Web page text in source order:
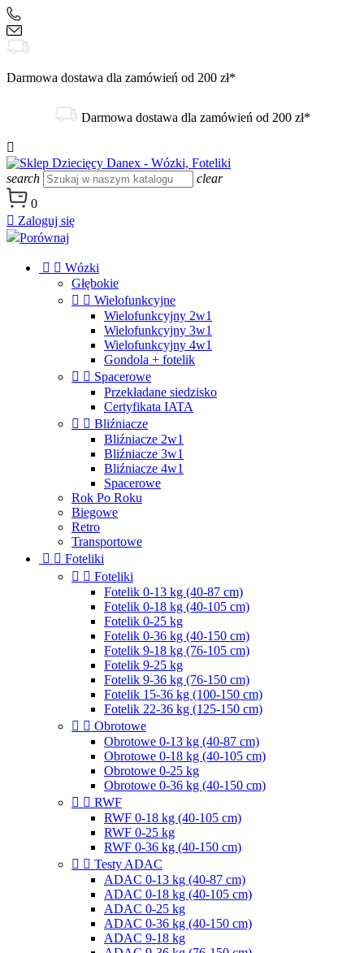
Darmowa dostawa dla zamówień od 200 zł*
Darmowa dostawa dla zamówień od 200 zł*

search
clear
0
 Zaloguj się
Porównaj
  Wózki
Głębokie
  Wielofunkcyjne
Wielofunkcyjny 2w1
Wielofunkcyjny 3w1
Wielofunkcyjny 4w1
Gondola + fotelik
  Spacerowe
Przekładane siedzisko
Certyfikata IATA
  Bliźniacze
Bliźniacze 2w1
Bliźniacze 3w1
Bliźniacze 4w1
Spacerowe
Rok Po Roku
Biegowe
Retro
Transportowe
  Foteliki
  Foteliki
Fotelik 0-13 kg (40-87 cm)
Fotelik 0-18 kg (40-105 cm)
Fotelik 0-25 kg
Fotelik 0-36 kg (40-150 cm)
Fotelik 9-18 kg (76-105 cm)
Fotelik 9-25 kg
Fotelik 9-36 kg (76-150 cm)
Fotelik 15-36 kg (100-150 cm)
Fotelik 22-36 kg (125-150 cm)
  Obrotowe
Obrotowe 0-13 kg (40-87 cm)
Obrotowe 0-18 kg (40-105 cm)
Obrotowe 0-25 kg
Obrotowe 0-36 kg (40-150 cm)
  RWF
RWF 0-18 kg (40-105 cm)
RWF 0-25 kg
RWF 0-36 kg (40-150 cm)
  Testy ADAC
ADAC 0-13 kg (40-87 cm)
ADAC 0-18 kg (40-105 cm)
ADAC 0-25 kg
ADAC 0-36 kg (40-150 cm)
ADAC 9-18 kg